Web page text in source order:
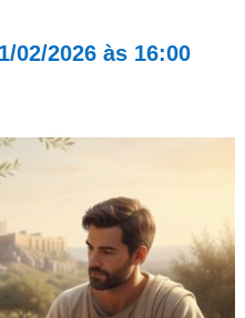
02/2026 às 16:00